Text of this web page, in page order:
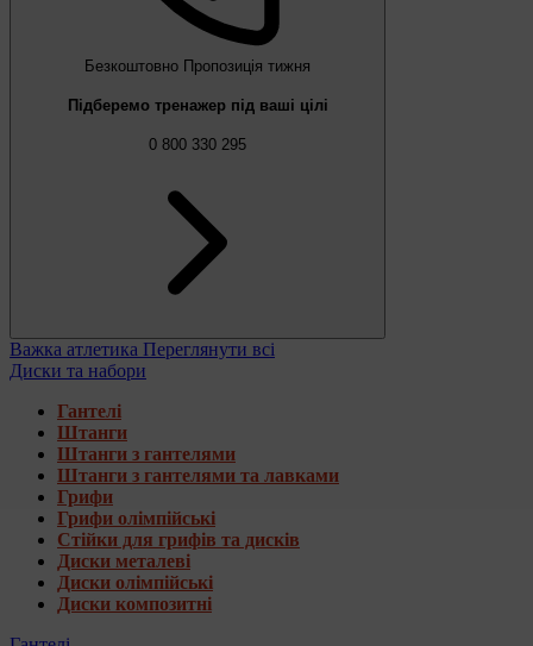
Безкоштовно Пропозиція тижня
Підберемо тренажер під ваші цілі
0 800 330 295
Важка атлетика Переглянути всі
Диски та набори
Гантелі
Штанги
Штанги з гантелями
Штанги з гантелями та лавками
Грифи
Грифи олімпійські
Стійки для грифів та дисків
Диски металеві
Диски олімпійські
Диски композитні